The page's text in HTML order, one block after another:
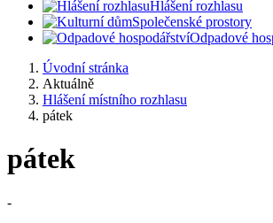
Hlášení rozhlasu
Společenské prostory
Odpadové
Úvodní stránka
Aktuálně
Hlášení místního rozhlasu
pátek
pátek
-